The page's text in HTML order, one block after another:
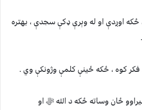
ځکه اوږدې او له وېرې ډکې سجدې ، بهتره
ځان وساته ځکه د الله ﷻ او